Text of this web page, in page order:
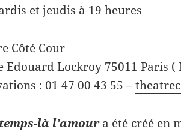
et jeudis à 19 heures
Côté Cour
Edouard Lockroy 75011 Paris (
: 01 47 00 43 55 –
là l’amoura été créé en